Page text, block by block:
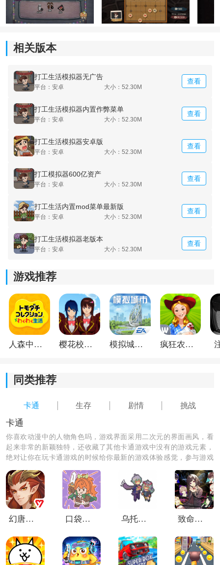
《打工生活模拟器免广告版》玩法介绍：
1.想要成一个打工仔变成公司的主宰，就要经历磨练和挑
2.遇到难处的时候也不要退缩，要想尽一切办法去克服。
3.找到适合自己的工作玩家，才能更好的 下去。
1.任何年龄段的玩家都可以进行游戏的参与，同时还需要
发挥自己的能力，赚取更多的钱，活得更潇洒。
2.画面都是以卡通风格来呈现，在畅玩的时候能够快速的
相关版本
打工生活模拟器无广告
平台：安卓 大小：52.30M
查看
打工生活模拟器内置作弊菜单
平台：安卓 大小：52.30M
查看
打工生活模拟器安卓版
平台：安卓 大小：52.30M
查看
打工模拟器600亿资产
平台：安卓 大小：52.30M
查看
打工生活内置mod菜单最新版
平台：安卓 大小：52.30M
查看
打工生活模拟器老版本
平台：安卓 大小：52.30M
查看
游戏推荐
人森中文版 樱花校园模拟器1.048.00中文版 模拟城市我是巿长联机版 疯狂农场3美国派19
同类推荐
卡通 生存 剧情 挑战
卡通
你喜欢动漫中的人物角色吗，游戏界面采用二次元的界面画风，看
起来非常的新颖独特，还收藏了其他卡通游戏中没有的游戏元素，
绝对让你在玩卡通游戏的时候给你最新的游戏体验感觉，参与游戏
的长大。
幻唐志洪荒现世 口袋神兵 乌托邦的钥匙 致命至爱交错狂想